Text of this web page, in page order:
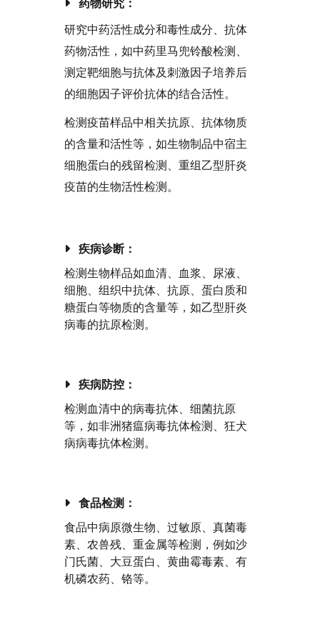
药物研究：
研究中药活性成分和毒性成分、抗体
药物活性，如中药里马兜铃酸检测、
测定靶细胞与抗体及刺激因子培养后
的细胞因子评价抗体的结合活性。
检测疫苗样品中相关抗原、抗体物质
的含量和活性等，如生物制品中宿主
细胞蛋白的残留检测、重组乙型肝炎
疫苗的生物活性检测。
疾病诊断：
检测生物样品如血清、血浆、尿液、
细胞、组织中抗体、抗原、蛋白质和
糖蛋白等物质的含量等，如乙型肝炎
病毒的抗原检测。
疾病防控：
检测血清中的病毒抗体、细菌抗原
等，如非洲猪瘟病毒抗体检测、狂犬
病病毒抗体检测。
食品检测：
食品中病原微生物、过敏原、真菌毒
素、农兽残、重金属等检测，例如沙
门氏菌、大豆蛋白、黄曲霉毒素、有
机磷农药、铬等。